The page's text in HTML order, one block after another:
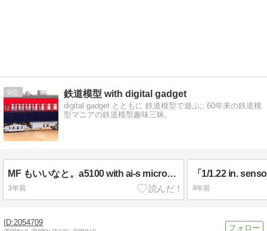
9 鉄道模型 with digital gadget
digital gadget とともに 鉄道模型で遊ぶ;; 60年来の鉄道模
型マニアの鉄道模型趣味三昧。
MF もいいなと。a5100 with ai-s microNikkor 55mm で撮ってみた。
3年前 4年前
2054709